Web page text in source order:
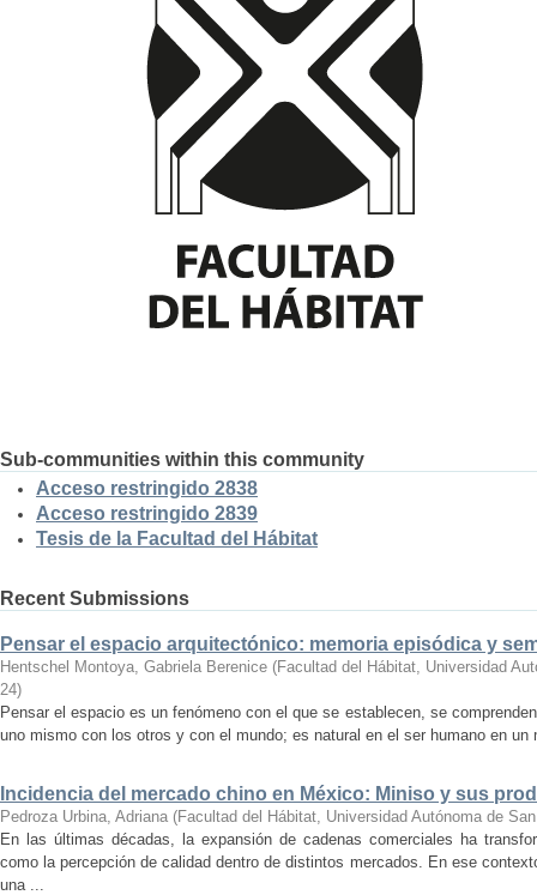
Sub-communities within this community
Acceso restringido 2838
Acceso restringido 2839
Tesis de la Facultad del Hábitat
Recent Submissions
Pensar el espacio arquitectónico: memoria episódica y
Hentschel Montoya, Gabriela Berenice (Facultad del Hábitat, Universidad
24)
Pensar el espacio es un fenómeno con el que se establecen, se
uno mismo con los otros y con el mundo; es natural en el ser humano en
Incidencia del mercado chino en México: Miniso y sus
Pedroza Urbina, Adriana (Facultad del Hábitat, Universidad Autónoma de
En las últimas décadas, la expansión de cadenas comerciales ha
como la percepción de calidad dentro de distintos mercados. En ese
una ...